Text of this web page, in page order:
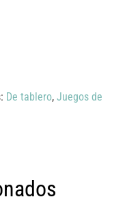
De tablero, Juegos de